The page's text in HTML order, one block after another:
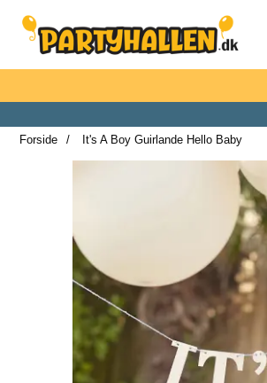
Startside for Partyhallen AB
Forside
It's A Boy Guirlande Hello Baby